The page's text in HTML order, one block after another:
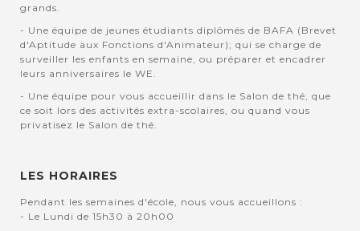
grands.
- Une équipe de jeunes étudiants diplômés de BAFA (Brevet
d'Aptitude aux Fonctions d'Animateur); qui se charge de
surveiller les enfants en semaine, ou préparer et encadrer
leurs anniversaires le WE.
- Une équipe pour vous accueillir dans le Salon de thé, que
ce soit lors des activités extra-scolaires, ou quand vous
privatisez le Salon de thé.
LES HORAIRES
Pendant les semaines d'école, nous vous accueillons :
- Le Lundi de 15h30 à 20h00